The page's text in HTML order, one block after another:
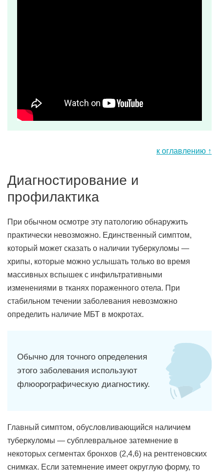
к оглавлению ↑
Диагностирование и
профилактика
При обычном осмотре эту патологию обнаружить
практически невозможно. Единственный симптом,
который может сказать о наличии туберкуломы —
хрипы, которые можно услышать только во время
массивных вспышек с инфильтративными
изменениями в тканях пораженного отела. При
стабильном течении заболевания невозможно
определить наличие МБТ в мокротах.
Обычно для точного определения
этого заболевания используют
флюорографическую диагностику.
Главный симптом, обусловливающийся наличием
туберкуломы — субплевральное затемнение в
некоторых сегментах бронхов (2,4,6) на рентгеновских
снимках. Если затемнение имеет округлую форму, то